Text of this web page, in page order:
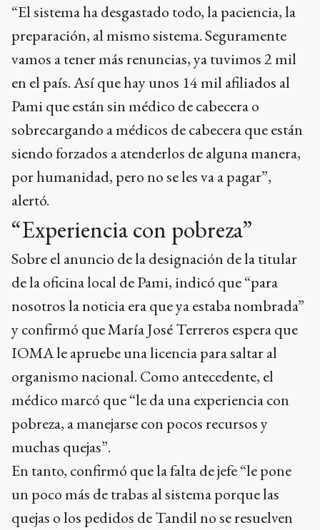
“El sistema ha desgastado todo, la paciencia, la
preparación, al mismo sistema. Seguramente
vamos a tener más renuncias, ya tuvimos 2 mil
en el país. Así que hay unos 14 mil afiliados al
Pami que están sin médico de cabecera o
sobrecargando a médicos de cabecera que están
siendo forzados a atenderlos de alguna manera,
por humanidad, pero no se les va a pagar”,
alertó.
“Experiencia con pobreza”
Sobre el anuncio de la designación de la titular
de la oficina local de Pami, indicó que “para
nosotros la noticia era que ya estaba nombrada”
y confirmó que María José Terreros espera que
IOMA le apruebe una licencia para saltar al
organismo nacional. Como antecedente, el
médico marcó que “le da una experiencia con
pobreza, a manejarse con pocos recursos y
muchas quejas”.
En tanto, confirmó que la falta de jefe “le pone
un poco más de trabas al sistema porque las
quejas o los pedidos de Tandil no se resuelven